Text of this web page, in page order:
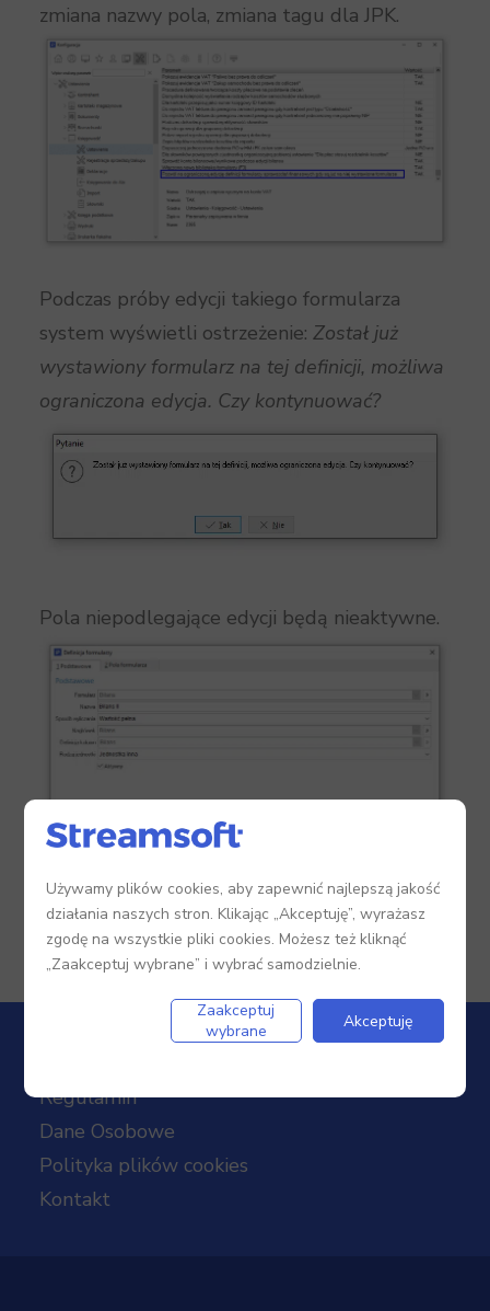
zmiana nazwy pola, zmiana tagu dla JPK.
Podczas próby edycji takiego formularza
system wyświetli ostrzeżenie: Został już
wystawiony formularz na tej definicji, możliwa
ograniczona edycja. Czy kontynuować?
Pola niepodlegające edycji będą nieaktywne.
Regulamin
Dane Osobowe
Polityka plików cookies
Kontakt
Używamy plików cookies, aby zapewnić najlepszą jakość
działania naszych stron. Klikając „Akceptuję”, wyrażasz
zgodę na wszystkie pliki cookies. Możesz też kliknąć
„Zaakceptuj wybrane” i wybrać samodzielnie.
Zaakceptuj
wybrane
Akceptuję